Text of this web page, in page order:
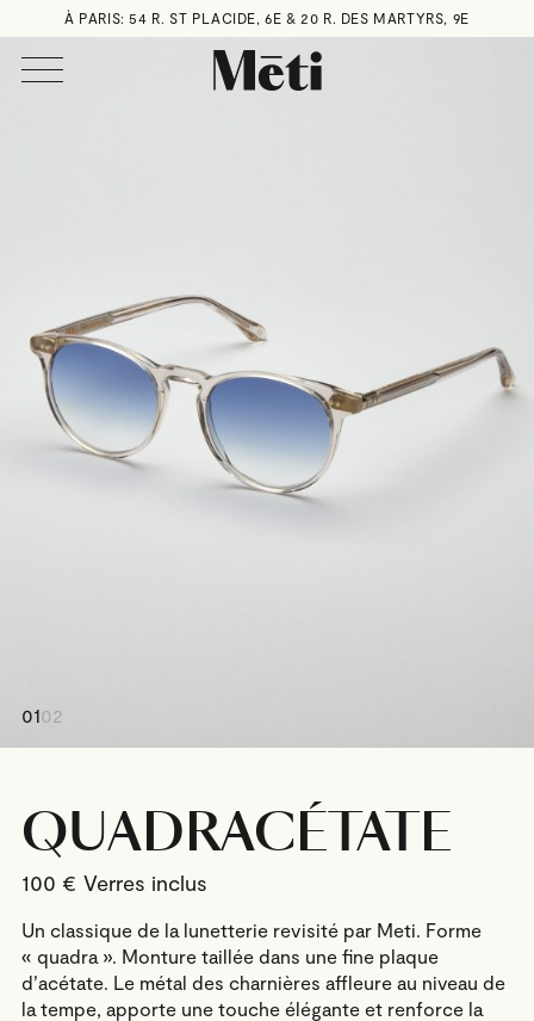
À PARIS: 54 R. ST PLACIDE, 6E & 20 R. DES MARTYRS, 9E
0102
QUADRACÉTATE
100 €
Un classique de la lunetterie revisité par Meti. Forme
« quadra ». Monture taillée dans une fine plaque
d’acétate. Le métal des charnières affleure au niveau de
la tempe, apporte une touche élégante et renforce la